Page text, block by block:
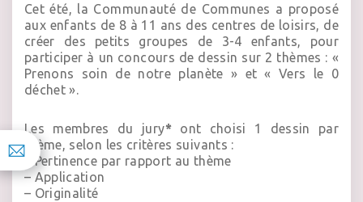
Cet été, la Communauté de Communes a proposé
aux enfants de 8 à 11 ans des centres de loisirs, de
créer des petits groupes de 3-4 enfants, pour
participer à un concours de dessin sur 2 thèmes : «
Prenons soin de notre planète » et « Vers le 0
déchet ».
Les membres du jury*ont choisi 1 dessin par
thème, selon les critères suivants :
– Pertinence par rapport au thème
– Application
– Originalité